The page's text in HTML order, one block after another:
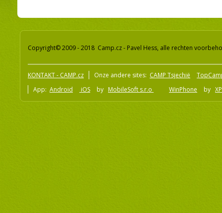
Copyright© 2009 - 2018 Camp.cz - Pavel Hess, alle rechten
KONTAKT - CAMP.cz Onze andere sites: CAMP Tsjechië
App: Android iOS by MobileSoft s.r.o WinPhone by